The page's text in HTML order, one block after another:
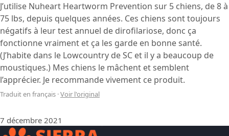
J’utilise Nuheart Heartworm Prevention sur 5 chiens, de 8 à
75 lbs, depuis quelques années. Ces chiens sont toujours
négatifs à leur test annuel de dirofilariose, donc ça
fonctionne vraiment et ça les garde en bonne santé.
(J’habite dans le Lowcountry de SC et il y a beaucoup de
moustiques.) Mes chiens le mâchent et semblent
l’apprécier. Je recommande vivement ce produit.
Traduit en français ·Voir l'original
7 décembre 2021